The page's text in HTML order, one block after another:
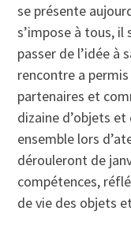
se présente
s’impose à tous, il
passer de l’idée à
rencontre a
partenaires et
dizaine d’objets
ensemble lors
dérouleront de
compétences,
de vie des objets